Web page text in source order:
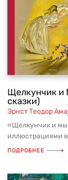
Щелкунчик
сказки)
Эрнст Теодор
«Щелкунчик и
иллюстрациями
ПОДРОБНЕЕ